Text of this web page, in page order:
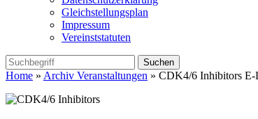
Gleichstellungsplan
Impressum
Vereinststatuten
Home » Archiv Veranstaltungen » CDK4/6 Inhibitors E-